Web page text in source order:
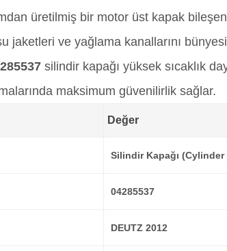
üretilmiş bir motor üst kapak
jaketleri ve yağlama kanallarını
silindir kapağı yüksek sıcaklık
maksimum güvenilirlik sağlar.
Değer
Silindir Kapağı (Cylinder
04285537
DEUTZ 2012